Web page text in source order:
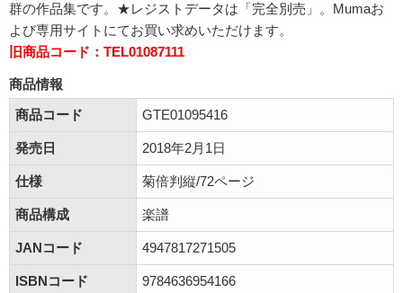
群の作品集です。★レジストデータは「完全別売」。Mumaお
よび専用サイトにてお買い求めいただけます。
旧商品コード：TEL01087111
商品情報
商品コード
GTE01095416
発売日 2018年2月1日
仕様 菊倍判縦/72ページ
商品構成 楽譜
JANコード 4947817271505
ISBNコード 9784636954166